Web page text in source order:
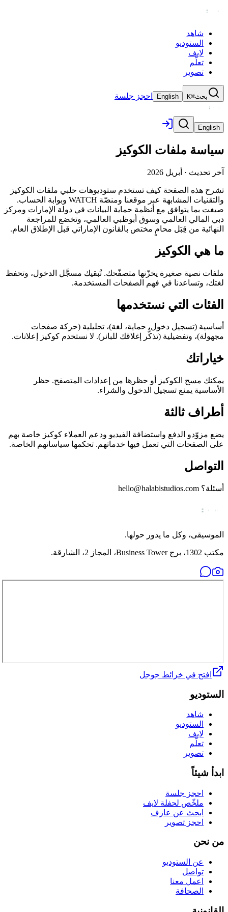
شاهد
الستوديو
لايف
تعلّم
تصوير
بحث⌘K
English احجز جلسة
English
سياسة ملفات الكوكيز
آخر تحديث · أبريل 2026
تشرح هذه الصفحة كيف تستخدم ستوديوهات حلبي ملفات الكوكيز
والتقنيات المشابهة عبر موقعنا ومنصّة WATCH وبوابة الحساب.
صيغت بما يتوافق مع أنظمة حماية البيانات في دولة الإمارات ومركز
دبي المالي العالمي وسوق أبوظبي العالمي، وتخضع للمراجعة
النهائية من قِبَل محامٍ مختص بالقانون الإماراتي قبل الإطلاق العام.
ما هي الكوكيز
ملفات نصية صغيرة يخزّنها متصفّحك. تُبقيك مسجَّل الدخول، وتحفظ
لغتك، وتساعدنا في فهم الصفحات المستخدمة.
الفئات التي نستخدمها
أساسية (تسجيل دخول، حماية، لغة)، تحليلية (حركة صفحات
مجهولة)، وتفضيلية (تذكُّر إغلاقك للبانر). لا نستخدم كوكيز إعلانات.
خياراتك
يمكنك مسح الكوكيز أو حظرها من إعدادات المتصفح. حظر
الأساسية يمنع تسجيل الدخول والشراء.
أطراف ثالثة
يضع مزوّدو الدفع واستضافة الفيديو ودعم العملاء كوكيز خاصة بهم
على الصفحات التي تعمل فيها خدماتهم. تحكمها سياساتهم الخاصة.
التواصل
أسئلة؟ hello@halabistudios.com
الموسيقى، وكل ما يدور حولها.
مكتب 1302، برج Business Tower، المجاز 2، الشارقة.
افتح في خرائط جوجل
الستوديو
شاهد
الستوديو
لايف
تعلّم
تصوير
ابدأ شيئاً
احجز جلسة
ملخّص لحفلة لايف
ابحث عن عازف
احجز تصوير
من نحن
عن الستوديو
تواصل
اعمل معنا
الصحافة